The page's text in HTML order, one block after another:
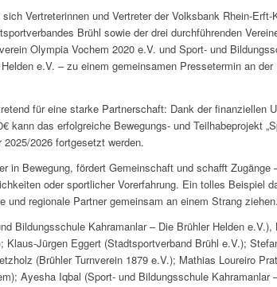
Vertreterinnen und Vertreter der Volksbank Rhein-Erft-
Brühl sowie der drei durchführenden
Olympia Vochem 2020 e.V. und Sport- und
e.V. – zu einem gemeinsamen Pressetermin an der
für eine starke Partnerschaft: Dank der finanziellen
kann das erfolgreiche Bewegungs- und Teilhabeprojekt
2026 fortgesetzt werden.
in Bewegung, fördert Gemeinschaft und schafft Zugänge
oder sportlicher Vorerfahrung. Ein tolles Beispiel
und regionale Partner gemeinsam an einem Strang ziehen.
Bildungsschule Kahramanlar – Die Brühler Helden e.V.),
Klaus-Jürgen Eggert (Stadtsportverband Brühl e.V.);
(Brühler Turnverein 1879 e.V.); Mathias Loureiro
Ayesha Iqbal (Sport- und Bildungsschule Kahramanlar